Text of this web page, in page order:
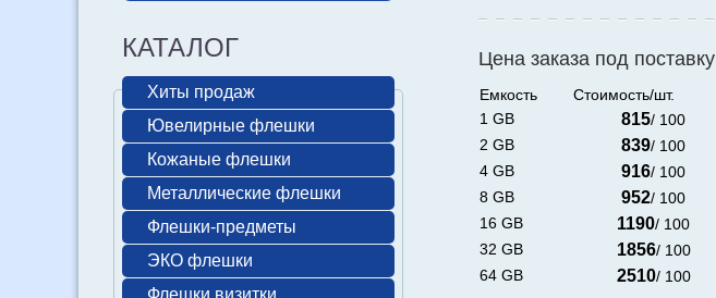
Цена заказа под поставку
Емкость
Стоимость/шт.
1 GB
815/ 100
2 GB
839/ 100
4 GB
916/ 100
8 GB
952/ 100
16 GB
1190/ 100
32 GB
1856/ 100
64 GB
2510/ 100
КАТАЛОГ
Хиты продаж
Ювелирные флешки
Кожаные флешки
Металлические флешки
Флешки-предметы
ЭКО флешки
Флешки визитки